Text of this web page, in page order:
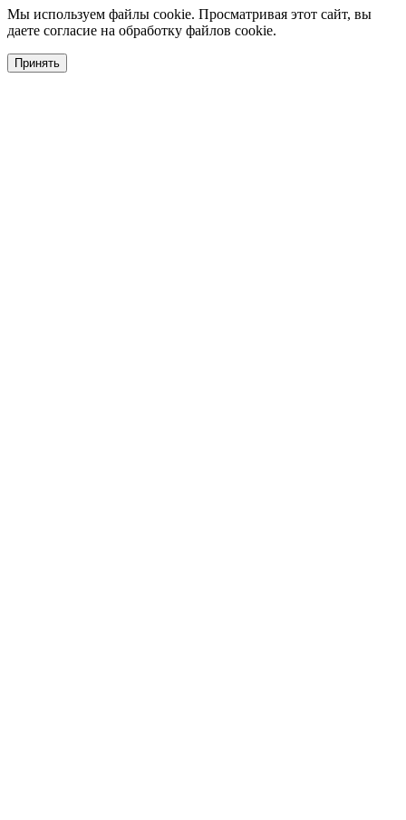
Мы используем файлы cookie. Просматривая этот сайт, вы
даете согласие на обработку файлов cookie.
Принять